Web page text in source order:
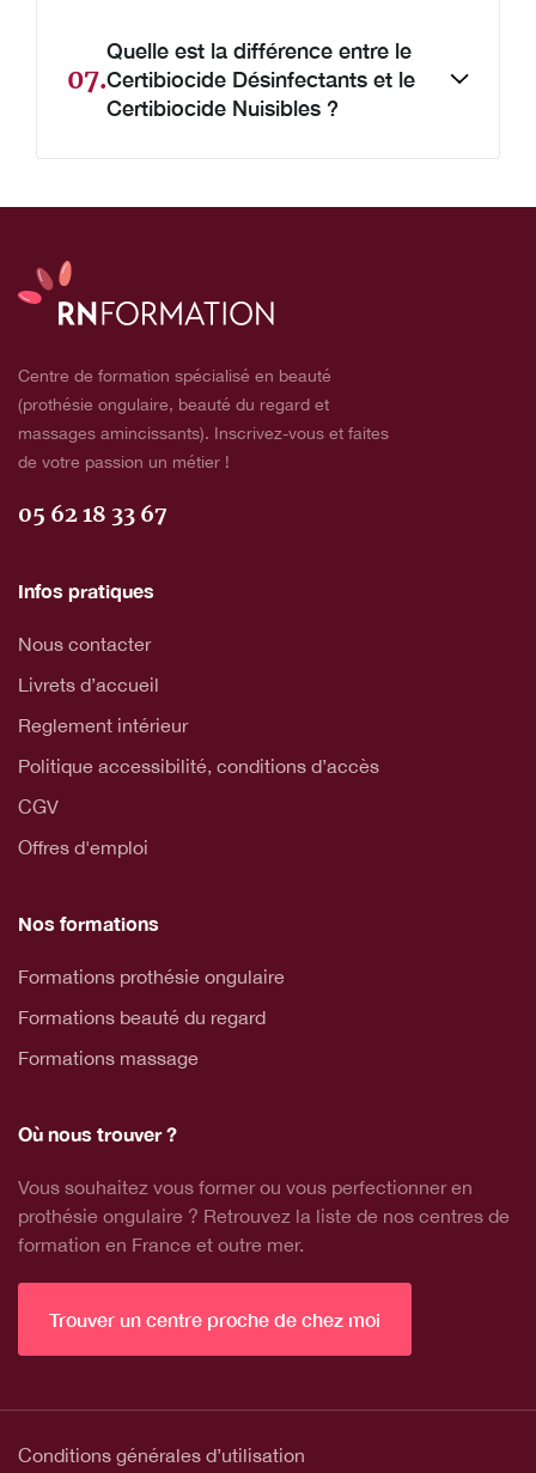
07.
Quelle est la différence entre le
Certibiocide Désinfectants et le
Certibiocide Nuisibles ?
Centre de formation spécialisé en beauté
(prothésie ongulaire, beauté du regard et
massages amincissants). Inscrivez-vous et faites
de votre passion un métier !
05 62 18 33 67
Infos pratiques
Nous contacter
Livrets d’accueil
Reglement intérieur
Politique accessibilité, conditions d’accès
CGV
Offres d'emploi
Nos formations
Formations prothésie ongulaire
Formations beauté du regard
Formations massage
Où nous trouver ?
Vous souhaitez vous former ou vous perfectionner en
prothésie ongulaire ? Retrouvez la liste de nos centres de
formation en France et outre mer.
Trouver un centre proche de chez moi
Conditions générales d’utilisation